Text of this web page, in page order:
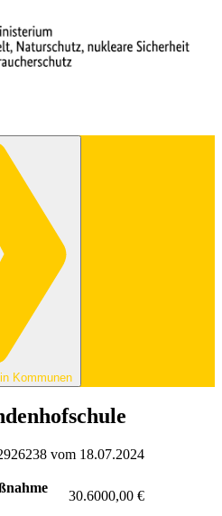
Kommunen
vom 18.07.2024
30.6000,00 €